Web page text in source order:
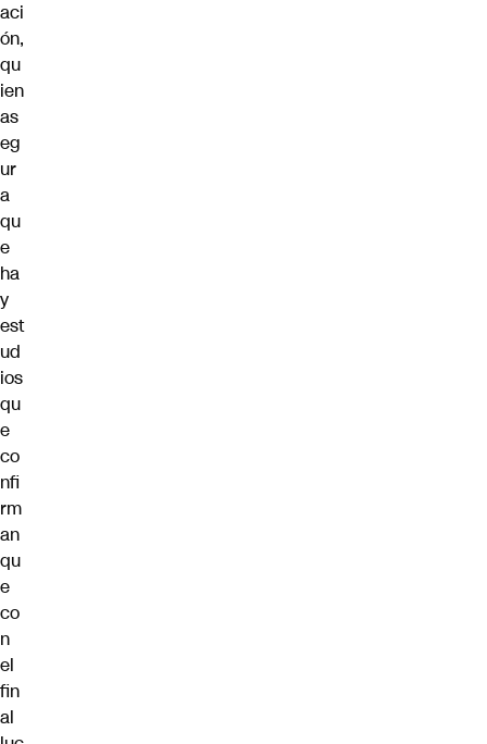
aci
ón,
qu
ien
as
eg
ur
a
qu
e
ha
y
est
ud
ios
qu
e
co
nfi
rm
an
qu
e
co
n
el
fin
al